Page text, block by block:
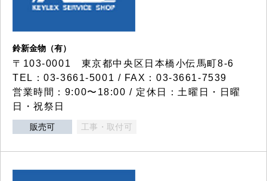
鈴新金物（有）
〒103-0001 東京都中央区日本橋小伝馬町8-6
TEL：03-3661-5001 / FAX：03-3661-7539
営業時間：9:00〜18:00 / 定休日：土曜日・日曜
日・祝祭日
販売可 工事・取付可